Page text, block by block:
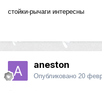
стойки-рычаги интересны
aneston
Опубликовано 20